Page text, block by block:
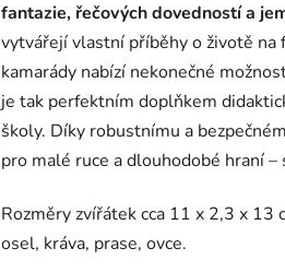
fantazie, řečových dovedností a
vytvářejí vlastní příběhy o životě na
kamarády nabízí nekonečné
je tak perfektním doplňkem
školy. Díky robustnímu a
pro malé ruce a dlouhodobé hraní –
Rozměry zvířátek cca 11 x 2,3 x 13
osel, kráva, prase, ovce.